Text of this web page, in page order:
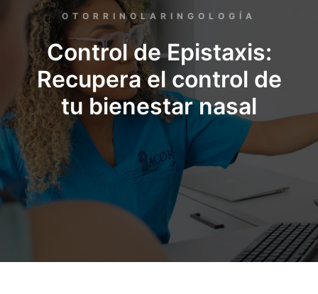
OTORRINOLARINGOLOGÍA
Control de Epistaxis:
Recupera el control de
tu bienestar nasal